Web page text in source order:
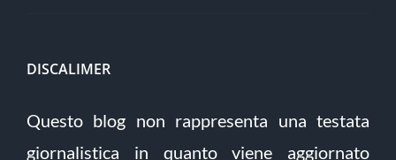
DISCALIMER
Questo blog non rappresenta una testata
giornalistica in quanto viene aggiornato